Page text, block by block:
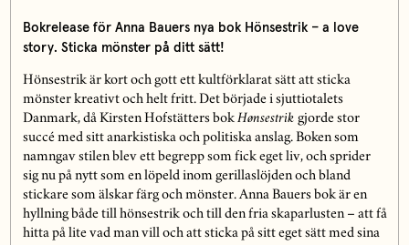
Bokrelease för Anna Bauers nya bok Hönsestrik – a love
story. Sticka mönster på ditt sätt!
Hönsestrik är kort och gott ett kultförklarat sätt att sticka
mönster kreativt och helt fritt. Det började i sjuttiotalets
Danmark, då Kirsten Hofstätters bok Hønsestrik gjorde stor
succé med sitt anarkistiska och politiska anslag. Boken som
namngav stilen blev ett begrepp som fick eget liv, och sprider
sig nu på nytt som en löpeld inom gerillaslöjden och bland
stickare som älskar färg och mönster. Anna Bauers bok är en
hyllning både till hönsestrik och till den fria skaparlusten – att få
hitta på lite vad man vill och att sticka på sitt eget sätt med sina